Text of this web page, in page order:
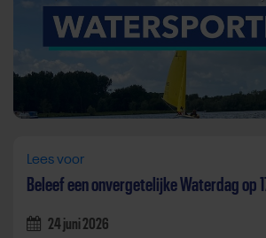
Lees voor
Beleef een onvergetelijke Waterdag op
24 juni 2026